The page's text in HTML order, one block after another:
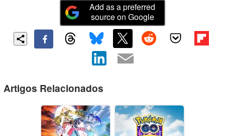
Add as a preferred
source on Google
Artigos Relacionados